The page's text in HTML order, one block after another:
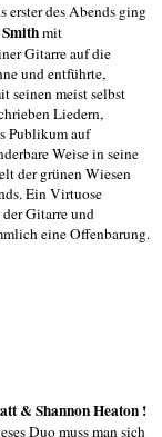
erster des Abends ging
mit
Gitarre auf die
und entführte,
seinen meist selbst
Liedern,
Publikum auf
Weise in seine
der grünen Wiesen
Ein Virtuose
der Gitarre und
eine Offenbarung.
& Shannon Heaton !
Duo muss man sich